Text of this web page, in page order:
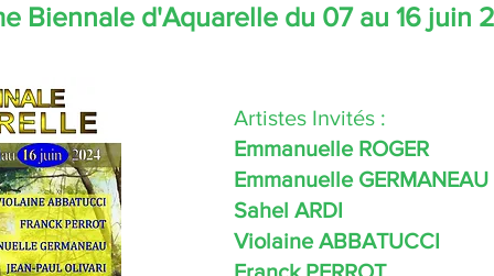
Biennale d'Aquarelle du 07 au 16 juin
Artistes Invités :
Emmanuelle ROGER
Emmanuelle GERMANEAU
Sahel ARDI
Violaine ABBATUCCI